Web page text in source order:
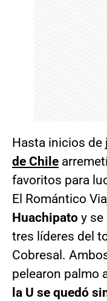
Hasta inicios de
de Chile
favoritos para
El Romántico
Huachipato y se
tres líderes del
Cobresal.
pelearon palmo
la U se quedó